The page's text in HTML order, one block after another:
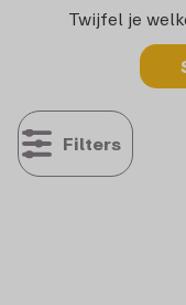
Twijfel je
Filters